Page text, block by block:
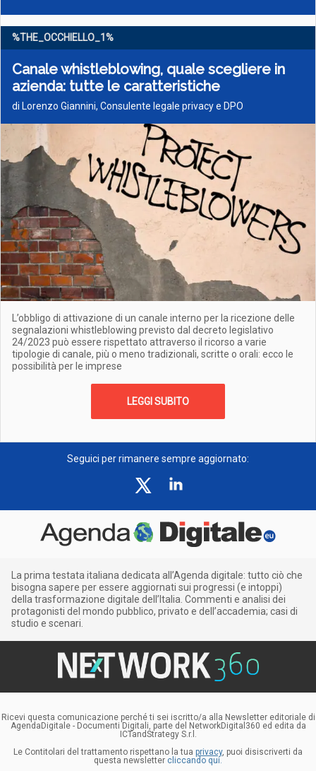
%THE_OCCHIELLO_1%
Canale whistleblowing, quale scegliere in
azienda: tutte le caratteristiche
di Lorenzo Giannini, Consulente legale privacy e DPO
L’obbligo di attivazione di un canale interno per la ricezione delle
segnalazioni whistleblowing previsto dal decreto legislativo
24/2023 può essere rispettato attraverso il ricorso a varie
tipologie di canale, più o meno tradizionali, scritte o orali: ecco le
possibilità per le imprese
LEGGI SUBITO
Seguici per rimanere sempre aggiornato:
La prima testata italiana dedicata all’Agenda digitale: tutto ciò che
bisogna sapere per essere aggiornati sui progressi (e intoppi)
della trasformazione digitale dell’Italia. Commenti e analisi dei
protagonisti del mondo pubblico, privato e dell’accademia; casi di
studio e scenari.
Ricevi questa comunicazione perché ti sei iscritto/a alla Newsletter editoriale di
AgendaDigitale - Documenti Digitali, parte del NetworkDigital360 ed edita da
ICTandStrategy S.r.l.
Le Contitolari del trattamento rispettano la tua privacy, puoi disiscriverti da
questa newsletter cliccando qui.